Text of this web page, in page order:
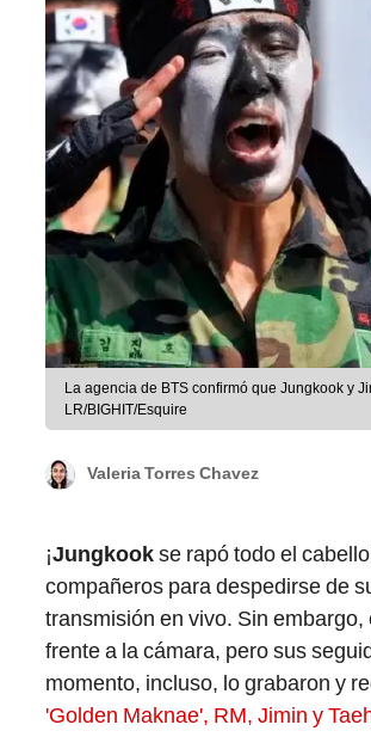
La agencia de BTS confirmó que Jungkook y
LR/BIGHIT/Esquire
Valeria Torres Chavez
¡Jungkookse rapó todo el
compañeros para despedirse de
transmisión en vivo. Sin
frente a la cámara, pero sus
momento, incluso, lo grabaron y
'Golden Maknae', RM, Jimin y